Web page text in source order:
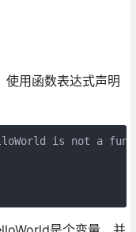
使用函数表达式声明
is not a